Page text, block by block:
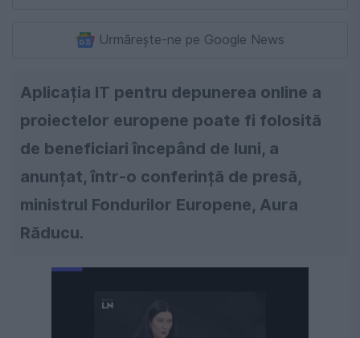
Urmărește-ne pe Google News
Aplicația IT pentru depunerea online a
proiectelor europene poate fi folosită
de beneficiari începând de luni, a
anunțat, într-o conferință de presă,
ministrul Fondurilor Europene, Aura
Răducu.